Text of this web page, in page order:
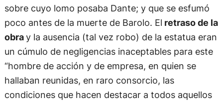
sobre cuyo lomo posaba Dante; y que se esfumó
poco antes de la muerte de Barolo. El retraso de la
obray la ausencia (tal vez robo) de la estatua eran
un cúmulo de negligencias inaceptables para este
“hombre de acción y de empresa, en quien se
hallaban reunidas, en raro consorcio, las
condiciones que hacen destacar a todos aquellos